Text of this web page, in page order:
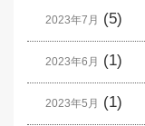
2023年7月 (5)
2023年6月 (1)
2023年5月 (1)